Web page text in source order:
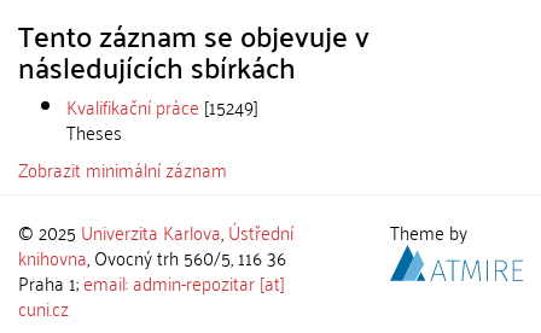
Tento záznam se objevuje v
následujících sbírkách
Kvalifikační práce [15249]
Theses
Zobrazit minimální záznam
© 2025 Univerzita Karlova,Ústřední
knihovna, Ovocný trh 560/5, 116 36
Praha 1;email: admin-repozitar [at]
cuni.cz
Theme by